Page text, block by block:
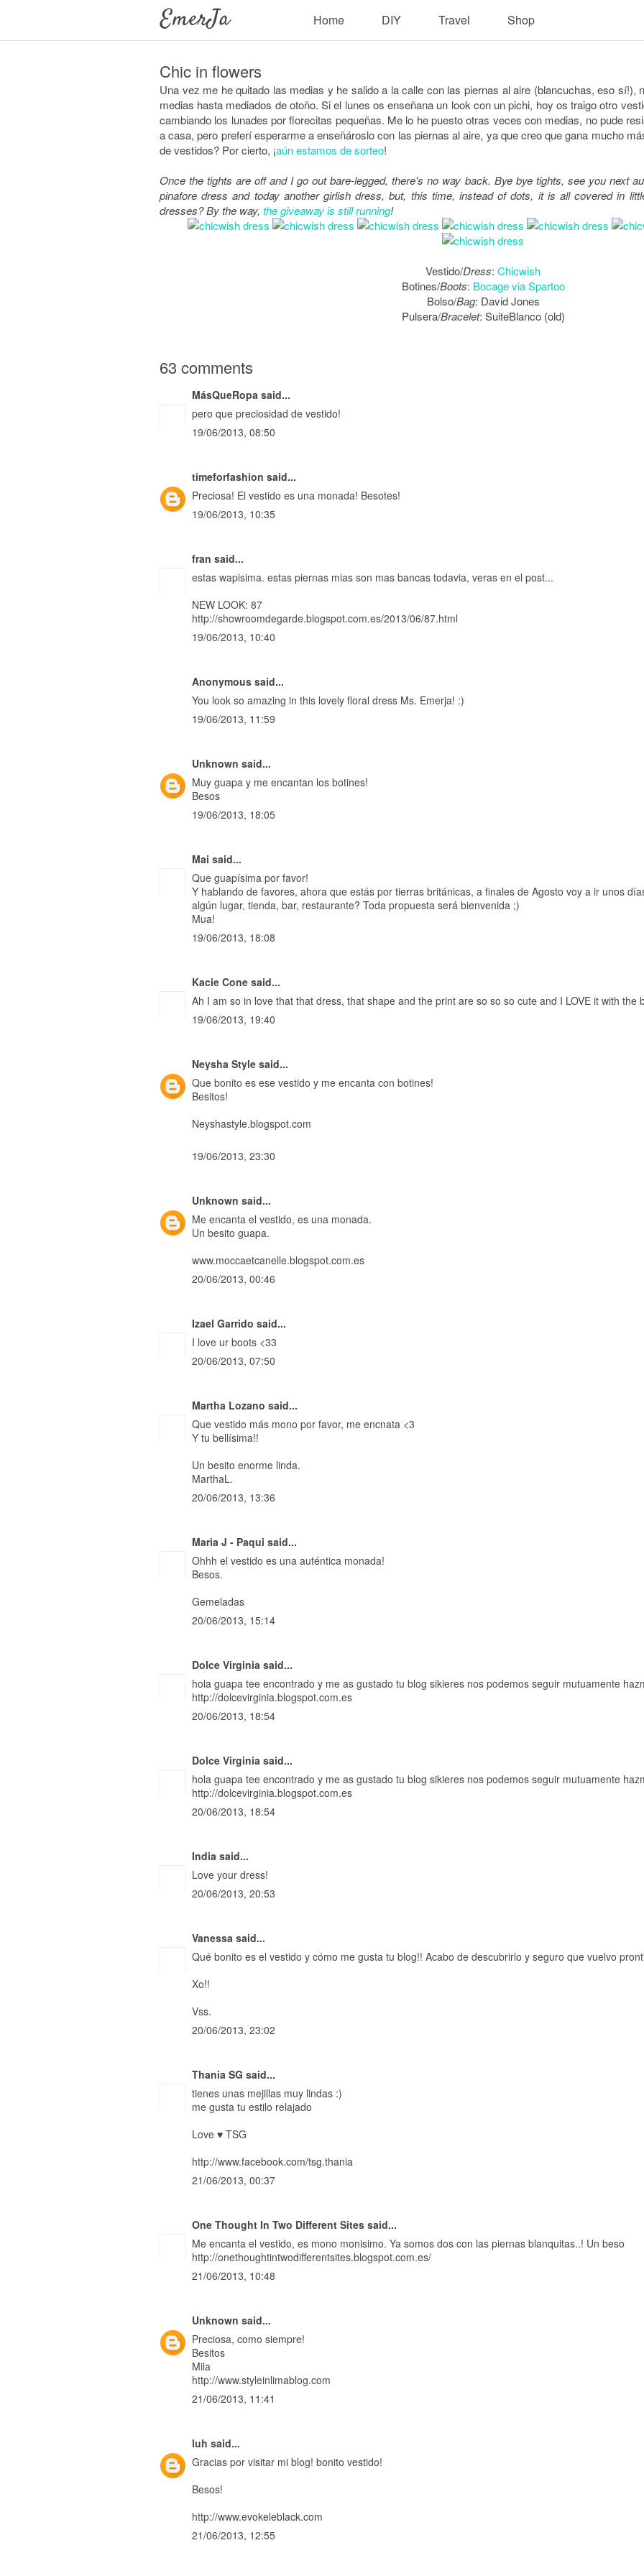
Home DIY Travel Shop
Chic in flowers
Una vez me he quitado las medias y he salido a la calle con las piernas al aire (blancuchas, eso sí!),
medias hasta mediados de otoño. Si el lunes os enseñana un look con un pichi, hoy os traigo otro
cambiando los lunades por florecitas pequeñas. Me lo he puesto otras veces con medias, no pude
a casa, pero preferí esperarme a enseñároslo con las piernas al aire, ya que creo que gana mucho
de vestidos? Por cierto, ¡aún estamos de sorteo!
Once the tights are off and I go out bare-legged, there's no way back. Bye bye tights, see you next
pinafore dress and today another girlish dress, but, this time, instead of dots, it is all covered in
dresses? By the way, the giveaway is still running!
Vestido/Dress: Chicwish
Botines/Boots: Bocage via Spartoo
Bolso/Bag: David Jones
Pulsera/Bracelet: SuiteBlanco (old)
63 comments
MásQueRopa said...
pero que preciosidad de vestido!
19/06/2013, 08:50
timeforfashion said...
Preciosa! El vestido es una monada! Besotes!
19/06/2013, 10:35
fran said...
estas wapisima. estas piernas mias son mas bancas todavia, veras en el post...
NEW LOOK: 87
http://showroomdegarde.blogspot.com.es/2013/06/87.html
19/06/2013, 10:40
Anonymous said...
You look so amazing in this lovely floral dress Ms. Emerja! :)
19/06/2013, 11:59
Unknown said...
Muy guapa y me encantan los botines!
Besos
19/06/2013, 18:05
Mai said...
Que guapísima por favor!
Y hablando de favores, ahora que estás por tierras británicas, a finales de Agosto voy a ir unos
algún lugar, tienda, bar, restaurante? Toda propuesta será bienvenida ;)
Mua!
19/06/2013, 18:08
Kacie Cone said...
Ah I am so in love that that dress, that shape and the print are so so so cute and I LOVE it with the
19/06/2013, 19:40
Neysha Style said...
Que bonito es ese vestido y me encanta con botines!
Besitos!
Neyshastyle.blogspot.com
19/06/2013, 23:30
Unknown said...
Me encanta el vestido, es una monada.
Un besito guapa.
www.moccaetcanelle.blogspot.com.es
20/06/2013, 00:46
Izael Garrido said...
I love ur boots <33
20/06/2013, 07:50
Martha Lozano said...
Que vestido más mono por favor, me encnata <3
Y tu bellísima!!
Un besito enorme linda.
MarthaL.
20/06/2013, 13:36
Maria J - Paqui said...
Ohhh el vestido es una auténtica monada!
Besos.
Gemeladas
20/06/2013, 15:14
Dolce Virginia said...
hola guapa tee encontrado y me as gustado tu blog sikieres nos podemos seguir mutuamente
http://dolcevirginia.blogspot.com.es
20/06/2013, 18:54
Dolce Virginia said...
hola guapa tee encontrado y me as gustado tu blog sikieres nos podemos seguir mutuamente
http://dolcevirginia.blogspot.com.es
20/06/2013, 18:54
India said...
Love your dress!
20/06/2013, 20:53
Vanessa said...
Qué bonito es el vestido y cómo me gusta tu blog!! Acabo de descubrirlo y seguro que vuelvo
Xo!!
Vss.
20/06/2013, 23:02
Thania SG said...
tienes unas mejillas muy lindas :)
me gusta tu estilo relajado
Love ♥ TSG
http://www.facebook.com/tsg.thania
21/06/2013, 00:37
One Thought In Two Different Sites said...
Me encanta el vestido, es mono monisimo. Ya somos dos con las piernas blanquitas..! Un beso
http://onethoughtintwodifferentsites.blogspot.com.es/
21/06/2013, 10:48
Unknown said...
Preciosa, como siempre!
Besitos
Mila
http://www.styleinlimablog.com
21/06/2013, 11:41
luh said...
Gracias por visitar mi blog! bonito vestido!
Besos!
http://www.evokeleblack.com
21/06/2013, 12:55